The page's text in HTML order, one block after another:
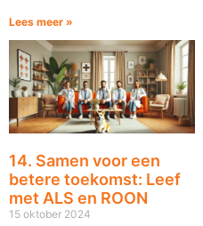
Lees meer »
14. Samen voor een
betere toekomst: Leef
met ALS en ROON
15 oktober 2024